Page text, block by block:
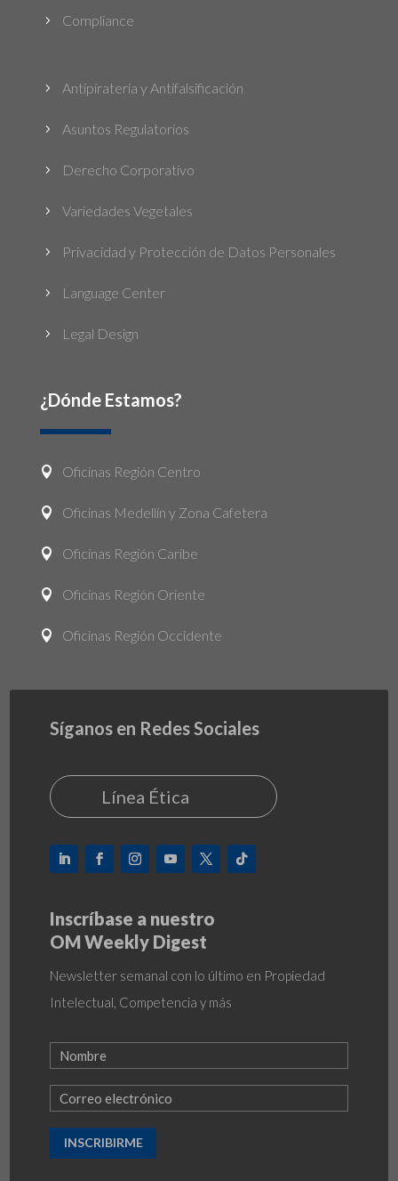
5 Compliance
5 Antipiratería y Antifalsificación
5 Asuntos Regulatorios
5 Derecho Corporativo
5 Variedades Vegetales
5 Privacidad y Protección de Datos Personales
5 Language Center
5 Legal Design
¿Dónde Estamos?
 Oficinas Región Centro
 Oficinas Medellín y Zona Cafetera
 Oficinas Región Caribe
 Oficinas Región Oriente
 Oficinas Región Occidente
Síganos en Redes Sociales
Línea Ética
Inscríbase a nuestro
OM Weekly Digest
Newsletter semanal con lo último en Propiedad
Intelectual, Competencia y más
INSCRIBIRME